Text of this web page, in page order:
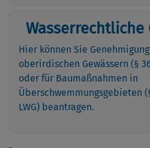
Wasserrechtliche
Hier können Sie
oberirdischen Gewässern (§
oder für Baumaßnahmen in
Überschwemmungsgebieten
LWG) beantragen.